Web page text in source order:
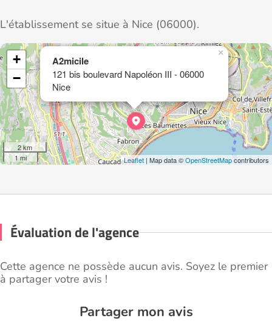
L'établissement se situe à Nice (06000).
A2micile
121 bis boulevard Napoléon III - 06000
Nice
×
+
−
2 km
1 mi
Leaflet | Map data ©OpenStreetMapcontributors
Évaluation de l'agence
Cette agence ne possède aucun avis. Soyez le premier
à partager votre avis !
Partager mon avis